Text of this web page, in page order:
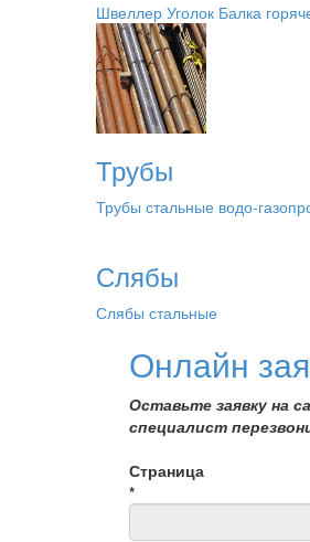
Швеллер Уголок Балка
Трубы
Трубы стальные водо-
Слябы
Слябы стальные
Онлайн
Оставьте заявку на
специалист
Страница
*